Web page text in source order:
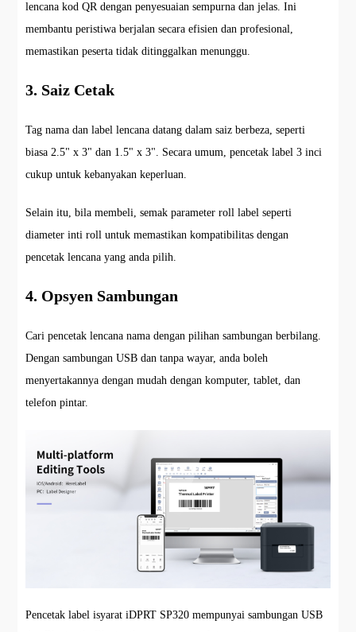
lencana kod QR dengan penyesuaian sempurna dan jelas. Ini
membantu peristiwa berjalan secara efisien dan profesional,
memastikan peserta tidak ditinggalkan menunggu.
3. Saiz Cetak
Tag nama dan label lencana datang dalam saiz berbeza, seperti
biasa 2.5" x 3" dan 1.5" x 3". Secara umum, pencetak label 3 inci
cukup untuk kebanyakan keperluan.
Selain itu, bila membeli, semak parameter roll label seperti
diameter inti roll untuk memastikan kompatibilitas dengan
pencetak lencana yang anda pilih.
4. Opsyen Sambungan
Cari pencetak lencana nama dengan pilihan sambungan berbilang.
Dengan sambungan USB dan tanpa wayar, anda boleh
menyertakannya dengan mudah dengan komputer, tablet, dan
telefon pintar.
Pencetak label isyarat iDPRT SP320 mempunyai sambungan USB